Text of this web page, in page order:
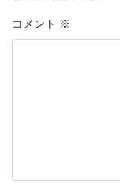
コメント ※